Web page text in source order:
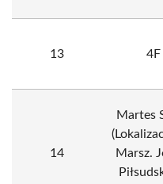
13 4F
14
Martes
Marsz.